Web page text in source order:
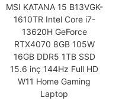
MSI KATANA 15 B13VGK-
1610TR Intel Core i7-
13620H GeForce
RTX4070 8GB 105W
16GB DDR5 1TB SSD
15.6 inç 144Hz Full HD
W11 Home Gaming
Laptop